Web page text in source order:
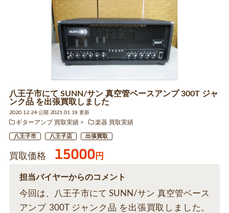
八王子市にて SUNN/サン 真空管ベースアンプ 300T ジャ
ンク品 を出張買取しました
2020.12.24 公開 2021.01.19 更新
ギターアンプ 買取実績
楽器 買取実績
八王子市 八王子店 出張買取
買取価格 15000円
担当バイヤーからのコメント
今回は、八王子市にて SUNN/サン 真空管ベース
アンプ 300T ジャンク品 を出張買取しました。